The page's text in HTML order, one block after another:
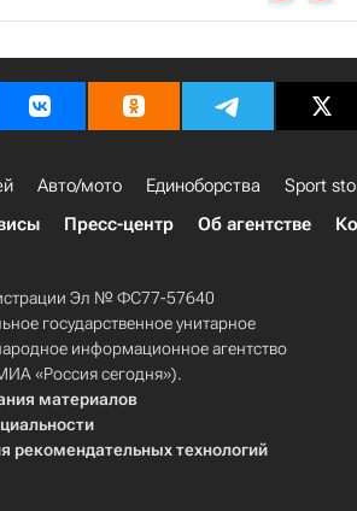
Авто/мото Единоборства Sport
Пресс-центр Об агентстве
Эл № ФС77-57640
государственное унитарное
информационное агентство
«Россия сегодня»).
материалов
рекомендательных технологий